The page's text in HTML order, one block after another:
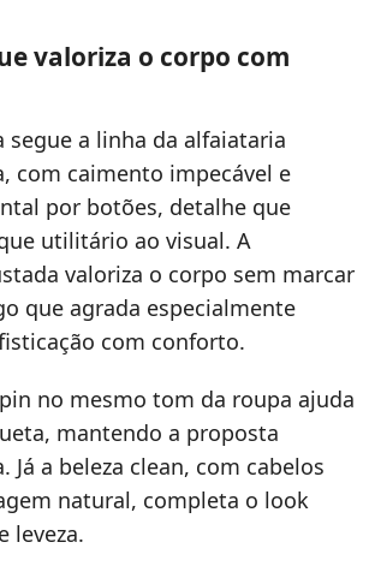
valoriza o corpo com
segue a linha da alfaiataria
com caimento impecável e
por botões, detalhe que
utilitário ao visual. A
valoriza o corpo sem marcar
que agrada especialmente
com conforto.
no mesmo tom da roupa ajuda
mantendo a proposta
Já a beleza clean, com cabelos
natural, completa o look
leveza.